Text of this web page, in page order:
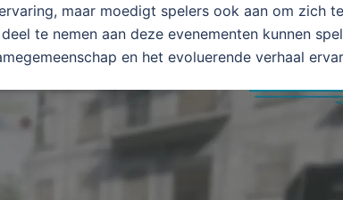
maar moedigt spelers ook aan om zich te
te nemen aan deze evenementen kunnen
en het evoluerende verhaal